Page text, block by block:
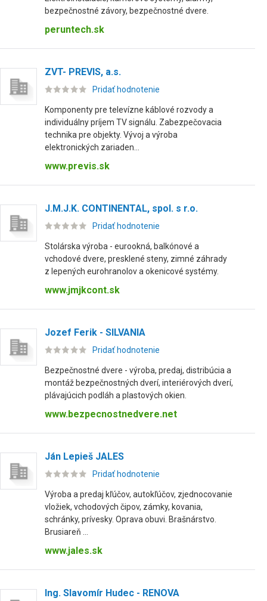
bezpečnostné závory, bezpečnostné dvere.
peruntech.sk
ZVT- PREVIS, a.s.
Pridať hodnotenie
Komponenty pre televízne káblové rozvody a
individuálny príjem TV signálu. Zabezpečovacia
technika pre objekty. Vývoj a výroba
elektronických zariaden...
www.previs.sk
J.M.J.K. CONTINENTAL, spol. s r.o.
Pridať hodnotenie
Stolárska výroba - eurookná, balkónové a
vchodové dvere, presklené steny, zimné záhrady
z lepených eurohranolov a okenicové systémy.
www.jmjkcont.sk
Jozef Ferik - SILVANIA
Pridať hodnotenie
Bezpečnostné dvere - výroba, predaj, distribúcia a
montáž bezpečnostných dverí, interiérových dverí,
plávajúcich podláh a plastových okien.
www.bezpecnostnedvere.net
Ján Lepieš JALES
Pridať hodnotenie
Výroba a predaj kľúčov, autokľúčov, zjednocovanie
vložiek, vchodových čipov, zámky, kovania,
schránky, prívesky. Oprava obuvi. Brašnárstvo.
Brusiareň ...
www.jales.sk
Ing. Slavomír Hudec - RENOVA